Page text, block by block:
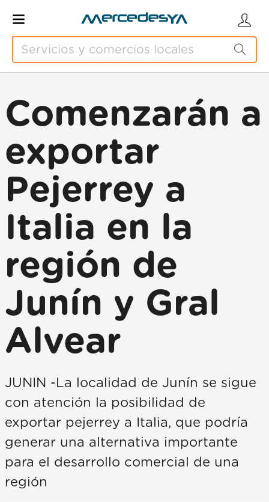
Comenzarán a
exportar
Pejerrey a
Italia en la
región de
Junín y Gral
Alvear
JUNIN -La localidad de Junín se sigue
con atención la posibilidad de
exportar pejerrey a Italia, que podría
generar una alternativa importante
para el desarrollo comercial de una
región